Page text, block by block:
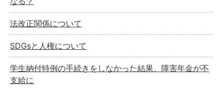
法改正関係について
SDGsと人権について
学生納付特例の手続きをしなかった結果、障害年金が不
支給に